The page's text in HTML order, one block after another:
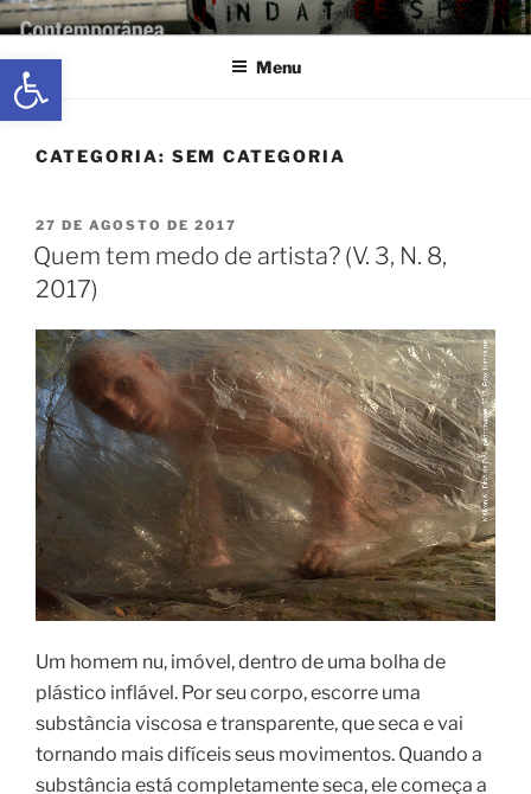
Abrir a barra de ferramentas
CONTEMPORÂNEA
Seu Blog de Artes Visuais
Menu
CATEGORIA: SEM CATEGORIA
27 DE AGOSTO DE 2017
Quem tem medo de artista? (V. 3, N. 8,
2017)
Um homem nu, imóvel, dentro de uma bolha de
plástico inflável. Por seu corpo, escorre uma
substância viscosa e transparente, que seca e vai
tornando mais difíceis seus movimentos. Quando a
substância está completamente seca, ele começa a